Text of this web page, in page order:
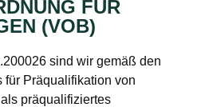
FÜR
(VOB)
sind wir gemäß den
für Präqualifikation von
präqualifiziertes